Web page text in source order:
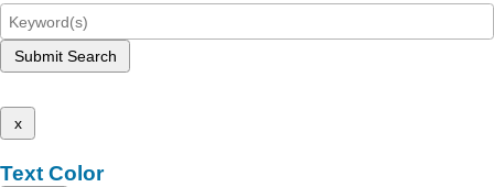
Submit Search
x
Text Color